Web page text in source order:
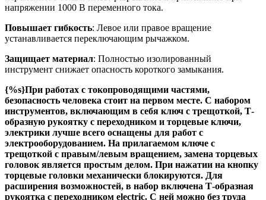
напряжении 1000 В переменного тока.
Повышает гибкость: Левое или правое вращение
устанавливается переключающим рычажком.
Защищает материал: Полностью изолированный
инструмент снижает опасность короткого замыкания.
{%s}При работах с токопроводящими частями,
безопасность человека стоит на первом месте. С набором
инструментов, включающим в себя ключ с трещоткой, Т-
образную рукоятку с переходником и торцевые ключи,
электрики лучше всего оснащены для работ с
электрооборудованием. На прилагаемом ключе с
трещоткой с правым/левым вращением, замена торцевых
головок является простым делом. При нажатии на кнопку
торцевые головки механически блокируются. Для
расширения возможностей, в набор включена Т-образная
рукоятка с переходником electric. С ней можно без труда